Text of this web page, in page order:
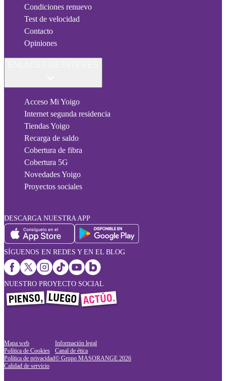
Condiciones renuevo
Test de velocidad
Contacto
Opiniones
Acceso Mi Yoigo
Internet segunda residencia
Tiendas Yoigo
Recarga de saldo
Cobertura de fibra
Cobertura 5G
Novedades Yoigo
Proyectos sociales
DESCARGA NUESTRA APP
SÍGUENOS EN REDES Y EN EL BLOG
NUESTRO PROYECTO SOCIAL
Mapa web
Política de Cookies
Política de privacidad
Calidad de servicio
Información legal
Canal de ética
© Grupo MASORANGE 2026